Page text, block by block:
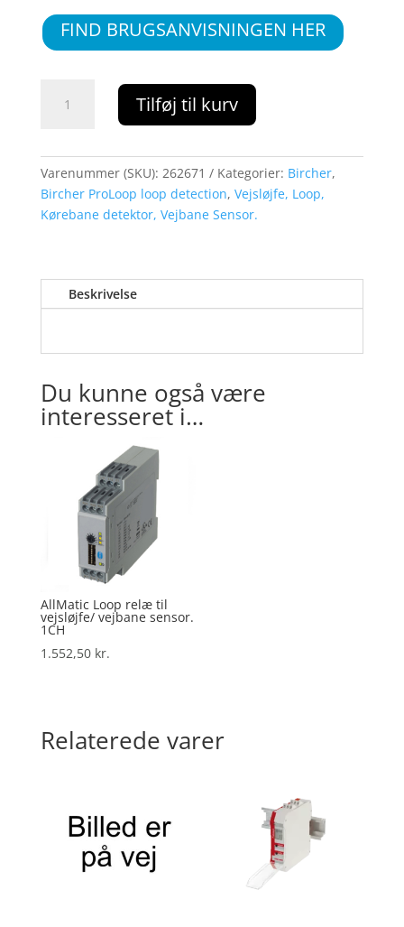
FIND BRUGSANVISNINGEN HER
ProLoop2
antal
Tilføj til kurv
Varenummer (SKU): 262671 Kategorier: Bircher,
Bircher ProLoop loop detection, Vejsløjfe, Loop,
Kørebane detektor, Vejbane Sensor.
Beskrivelse
Du kunne også være
interesseret i…
AllMatic Loop relæ til
vejsløjfe/ vejbane sensor.
1CH
1.552,50 kr.
Relaterede varer